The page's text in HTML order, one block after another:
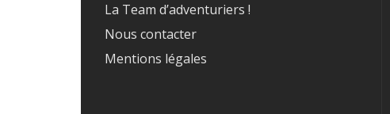
La Team d’adventuriers !
Nous contacter
Mentions légales